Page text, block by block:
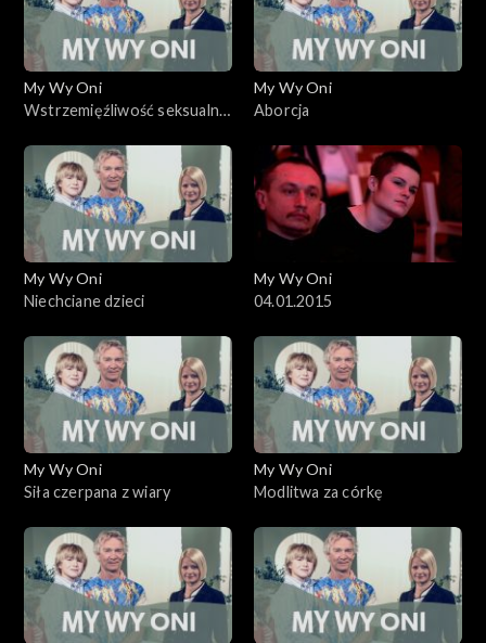
My Wy Oni
Wstrzemięźliwość seksualna
My Wy Oni
Aborcja
My Wy Oni
Niechciane dzieci
My Wy Oni
04.01.2015
My Wy Oni
Siła czerpana z wiary
My Wy Oni
Modlitwa za córkę